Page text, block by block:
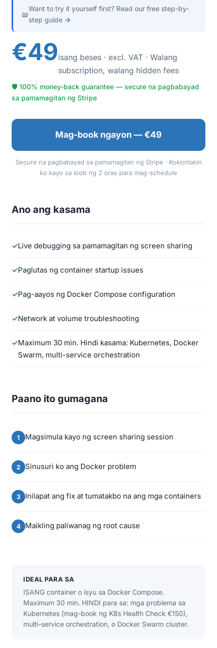
📖
Want to try it yourself first? Read our free step-by-
step guide →
€49isang beses · excl. VAT · Walang
subscription, walang hidden fees
🛡 100% money-back guarantee — secure na pagbabayad
sa pamamagitan ng Stripe
Mag-book ngayon — €49
Secure na pagbabayad sa pamamagitan ng Stripe · Kokontakin
ko kayo sa loob ng 2 oras para mag-schedule
Ano ang kasama
Live debugging sa pamamagitan ng screen sharing
Paglutas ng container startup issues
Pag-aayos ng Docker Compose configuration
Network at volume troubleshooting
Maximum 30 min. Hindi kasama: Kubernetes, Docker
Swarm, multi-service orchestration
Paano ito gumagana
Magsimula kayo ng screen sharing session
Sinusuri ko ang Docker problem
Inilapat ang fix at tumatakbo na ang mga containers
Maikling paliwanag ng root cause
IDEAL PARA SA
ISANG container o isyu sa Docker Compose.
Maximum 30 min. HINDI para sa: mga problema sa
Kubernetes (mag-book ng K8s Health Check €150),
multi-service orchestration, o Docker Swarm cluster.